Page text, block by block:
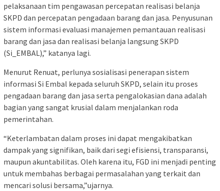
pelaksanaan tim pengawasan percepatan realisasi belanja
SKPD dan percepatan pengadaan barang dan jasa. Penyusunan
sistem informasi evaluasi manajemen pemantauan realisasi
barang dan jasa dan realisasi belanja langsung SKPD
(Si_EMBAL),” katanya lagi.
Menurut Renuat, perlunya sosialisasi penerapan sistem
informasi Si Embal kepada seluruh SKPD, selain itu proses
pengadaan barang dan jasa serta pengalokasian dana adalah
bagian yang sangat krusial dalam menjalankan roda
pemerintahan.
“Keterlambatan dalam proses ini dapat mengakibatkan
dampak yang signifikan, baik dari segi efisiensi, transparansi,
maupun akuntabilitas. Oleh karena itu, FGD ini menjadi penting
untuk membahas berbagai permasalahan yang terkait dan
mencari solusi bersama,”ujarnya.